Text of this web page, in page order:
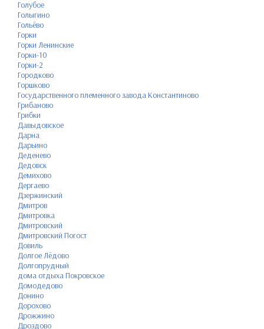
Голубое
Голыгино
Гольёво
Горки
Горки Ленинские
Горки-10
Горки-2
Городково
Горшково
Государственного племенного завода Константиново
Грибаново
Грибки
Давыдовское
Дарна
Дарьино
Деденево
Дедовск
Демихово
Дергаево
Дзержинский
Дмитров
Дмитровка
Дмитровский
Дмитровский Погост
Довиль
Долгое Лёдово
Долгопрудный
дома отдыха Покровское
Домодедово
Донино
Дорохово
Дрожжино
Дроздово